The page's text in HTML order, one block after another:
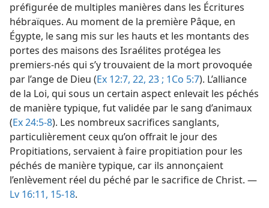
préfigurée de multiples manières dans les Écritures
hébraïques. Au moment de la première Pâque, en
Égypte, le sang mis sur les hauts et les montants des
portes des maisons des Israélites protégea les
premiers-nés qui s’y trouvaient de la mort provoquée
par l’ange de Dieu (Ex 12:7, 22, 23 ; 1Co 5:7). L’alliance
de la Loi, qui sous un certain aspect enlevait les péchés
de manière typique, fut validée par le sang d’animaux
(Ex 24:5-8). Les nombreux sacrifices sanglants,
particulièrement ceux qu’on offrait le jour des
Propitiations, servaient à faire propitiation pour les
péchés de manière typique, car ils annonçaient
l’enlèvement réel du péché par le sacrifice de Christ. —
Lv 16:11, 15-18.